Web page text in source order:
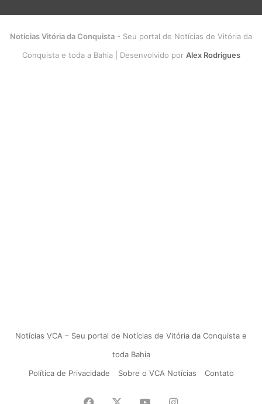
Notícias Vitória da Conquista - Seu portal de Notícias de Vitória da
Conquista e toda a Bahia | Desenvolvido por Alex Rodrigues
Notícias VCA – Seu portal de Notícias de Vitória da Conquista e
toda Bahia
Política de Privacidade
Sobre o VCA Notícias Contato
Facebook YouTubeInstagram